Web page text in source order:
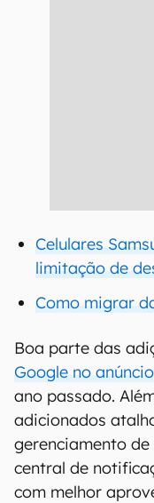
Celulares
limitação de
Como migrar
Boa parte das
Google no
ano passado.
adicionados
gerenciamento
central de
com melhor